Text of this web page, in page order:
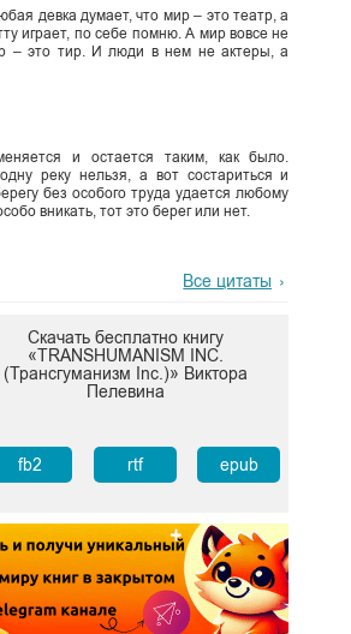
девка думает, что мир – это театр, а
играет, по себе помню. А мир вовсе не
– это тир. И люди в нем не актеры, а
и остается таким, как было.
реку нельзя, а вот состариться и
без особого труда удается любому
вникать, тот это берег или нет.
Все цитаты
Скачать бесплатно книгу
«TRANSHUMANISM INC.
(Трансгуманизм Inc.)» Виктора
Пелевина
fb2 rtf epub